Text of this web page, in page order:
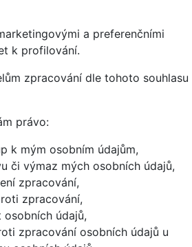
a preferenčními
k profilování.
zpracování dle tohoto souhlasu
právo:
k mým osobním údajům,
či výmaz mých osobních údajů,
zpracování,
zpracování,
osobních údajů,
zpracování osobních údajů u